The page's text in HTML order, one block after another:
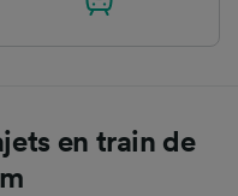
en train de